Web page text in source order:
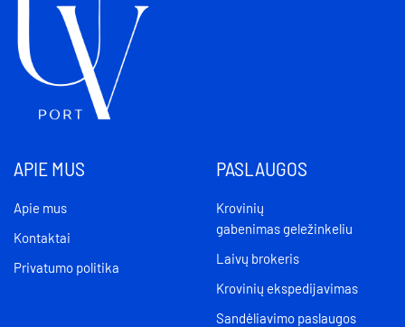
APIE MUS
Apie mus
Kontaktai
Privatumo politika
PASLAUGOS
Krovinių
gabenimas geležinkeliu
Laivų brokeris
Krovinių ekspedijavimas
Sandėliavimo paslaugos